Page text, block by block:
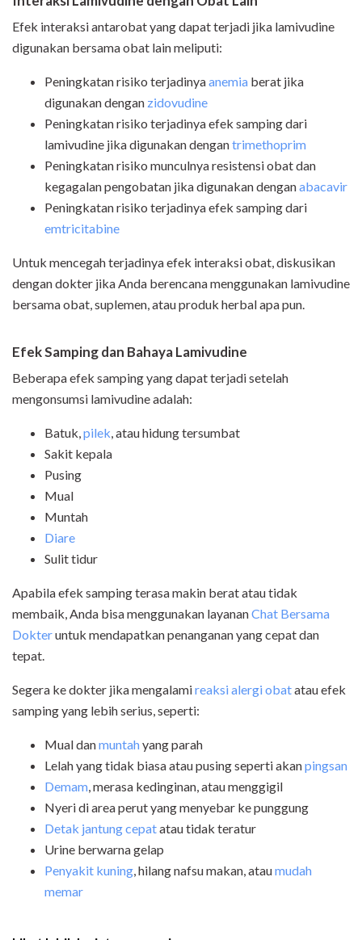
Efek interaksi antarobat yang dapat terjadi jika lamivudine
digunakan bersama obat lain meliputi:
Peningkatan risiko terjadinyaanemia berat jika
digunakan dengan zidovudine
Peningkatan risiko terjadinya efek samping dari
lamivudine jika digunakan dengantrimethoprim
Peningkatan risiko munculnya resistensi obat dan
kegagalan pengobatan jika digunakan denganabacavir
Peningkatan risiko terjadinya efek samping dari
emtricitabine
Untuk mencegah terjadinya efek interaksi obat, diskusikan
dengan dokter jika Anda berencana menggunakan lamivudine
bersama obat, suplemen, atau produk herbal apa pun.
Efek Samping dan Bahaya Lamivudine
Beberapa efek samping yang dapat terjadi setelah
mengonsumsi lamivudine adalah:
Batuk, pilek , atau hidung tersumbat
Sakit kepala
Pusing
Mual
Muntah
Diare
Sulit tidur
Apabila efek samping terasa makin berat atau tidak
membaik, Anda bisa menggunakan layananChat Bersama
Dokteruntuk mendapatkan penanganan yang cepat dan
tepat.
Segera ke dokter jika mengalamireaksi alergi obatatau efek
samping yang lebih serius, seperti:
Mual danmuntahyang parah
Lelah yang tidak biasa atau pusing seperti akanpingsan
Demam , merasa kedinginan, atau menggigil
Nyeri di area perut yang menyebar ke punggung
Detak jantung cepatatau tidak teratur
Urine berwarna gelap
Penyakit kuning , hilang nafsu makan, ataumudah
memar